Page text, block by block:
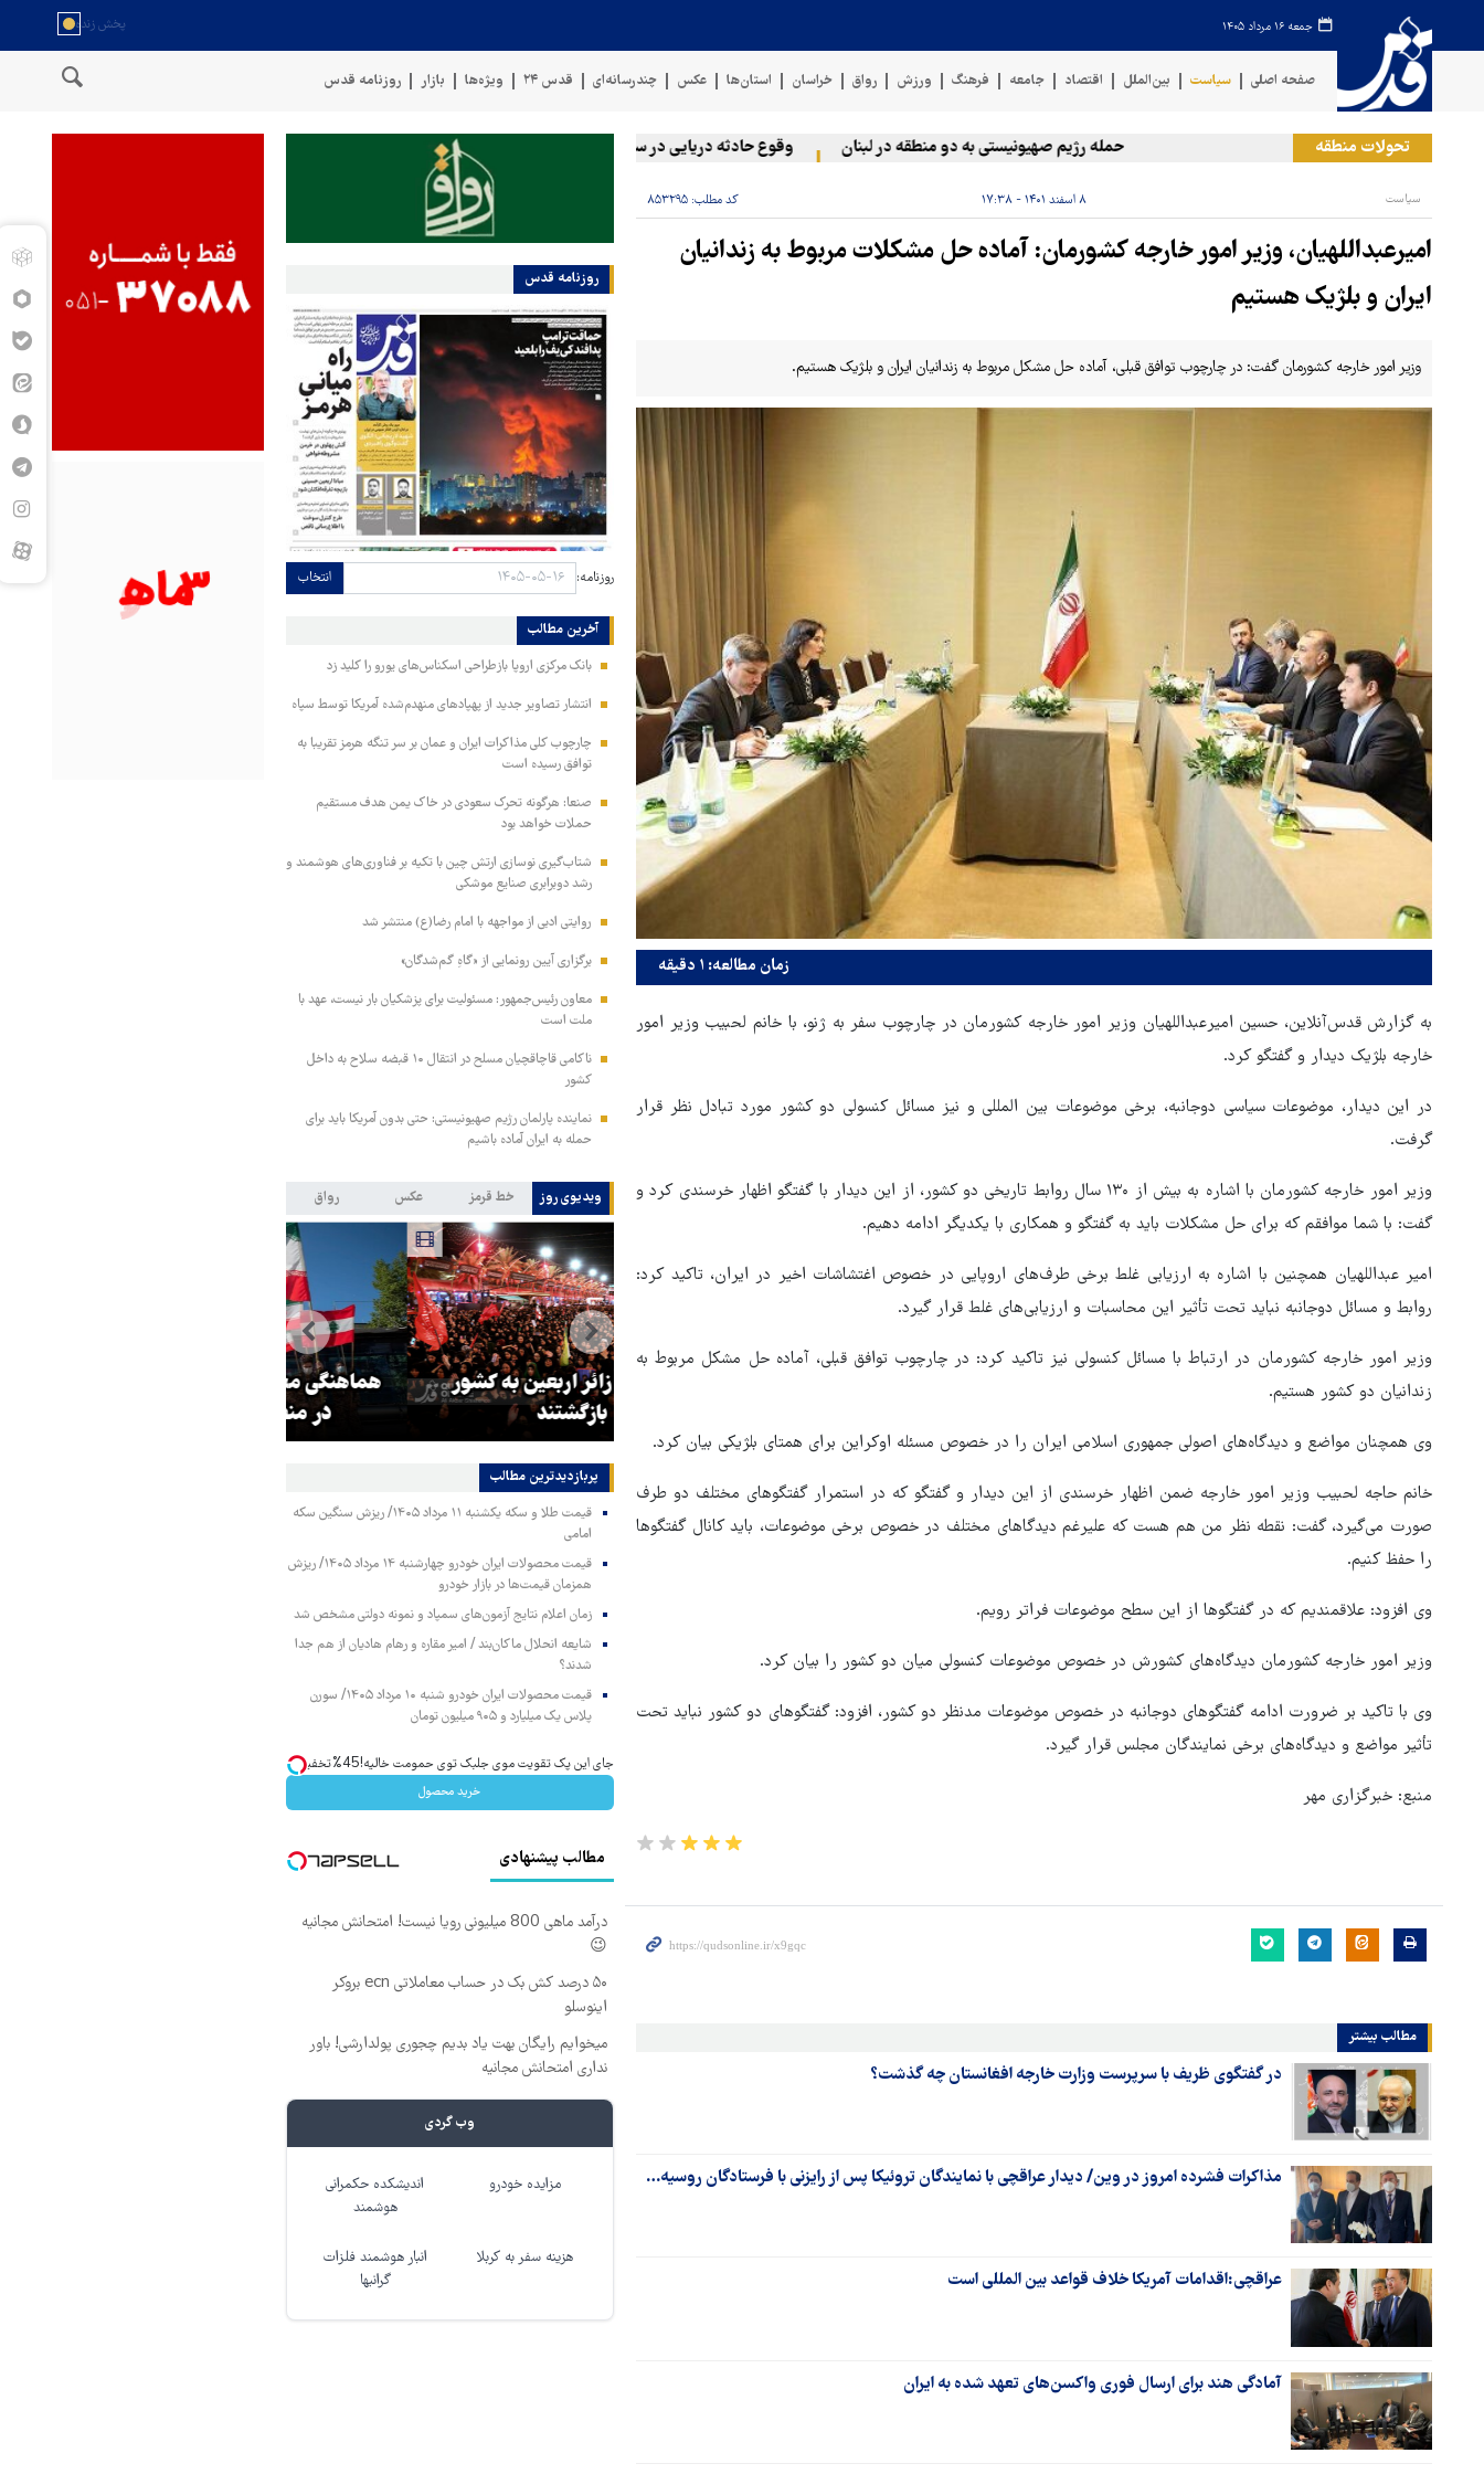
جمعه ۱۶ مرداد ۱۴۰۵
صفحه اصلی سیاست بین‌الملل اقتصاد جامعه فرهنگ ورزش رواق خراسان استان‌ها عکس چندرسانه‌ای قدس ۲۴ ویژه‌ها بازار روزنامه قدس
تحولات منطقه حمله رژیم صهیونیستی به دو منطقه در لبنان وقوع حادثه دریایی در سواحل عمان سخنگوی نیروهای مسلح یمن: کشتی نفتی عربستان را با موشک بالستیک هدف قرار
سیاست ۸ اسفند ۱۴۰۱ - ۱۷:۳۸ کد مطلب: ۸۵۳۲۹۵
امیرعبداللهیان، وزیر امور خارجه کشورمان: آماده حل مشکلات مربوط به زندانیان
ایران و بلژیک هستیم
وزیر امور خارجه کشورمان گفت: در چارچوب توافق قبلی، آماده حل مشکل مربوط به زندانیان ایران و بلژیک هستیم.
زمان مطالعه: ۱ دقیقه
به گزارش قدس‌آنلاین، حسین امیرعبداللهیان وزیر امور خارجه کشورمان در چارچوب سفر به ژنو، با خانم لحبیب وزیر امور
خارجه بلژیک دیدار و گفتگو کرد.
در این دیدار، موضوعات سیاسی دوجانبه، برخی موضوعات بین المللی و نیز مسائل کنسولی دو کشور مورد تبادل نظر قرار
گرفت.
وزیر امور خارجه کشورمان با اشاره به بیش از ۱۳۰ سال روابط تاریخی دو کشور، از این دیدار با گفتگو اظهار خرسندی کرد و
گفت: با شما موافقم که برای حل مشکلات باید به گفتگو و همکاری با یکدیگر ادامه دهیم.
امیر عبداللهیان همچنین با اشاره به ارزیابی غلط برخی طرف‌های اروپایی در خصوص اغتشاشات اخیر در ایران، تاکید کرد:
روابط و مسائل دوجانبه نباید تحت تأثیر این محاسبات و ارزیابی‌های غلط قرار گیرد.
وزیر امور خارجه کشورمان در ارتباط با مسائل کنسولی نیز تاکید کرد: در چارچوب توافق قبلی، آماده حل مشکل مربوط به
زندانیان دو کشور هستیم.
وی همچنان مواضع و دیدگاه‌های اصولی جمهوری اسلامی ایران را در خصوص مسئله اوکراین برای همتای بلژیکی بیان کرد.
خانم حاجه لحبیب وزیر امور خارجه ضمن اظهار خرسندی از این دیدار و گفتگو که در استمرار گفتگوهای مختلف دو طرف
صورت می‌گیرد، گفت: نقطه نظر من هم هست که علیرغم دیدگاهای مختلف در خصوص برخی موضوعات، باید کانال گفتگوها
را حفظ کنیم.
وی افزود: علاقمندیم که در گفتگوها از این سطح موضوعات فراتر رویم.
وزیر امور خارجه کشورمان دیدگاه‌های کشورش در خصوص موضوعات کنسولی میان دو کشور را بیان کرد.
وی با تاکید بر ضرورت ادامه گفتگوهای دوجانبه در خصوص موضوعات مدنظر دو کشور، افزود: گفتگوهای دو کشور نباید تحت
تأثیر مواضع و دیدگاه‌های برخی نمایندگان مجلس قرار گیرد.
منبع: خبرگزاری مهر
مطالب بیشتر
در گفتگوی ظریف با سرپرست وزارت خارجه افغانستان چه گذشت؟
مذاکرات فشرده امروز در وین/ دیدار عراقچی با نمایندگان تروئیکا پس از رایزنی با فرستادگان روسیه…
عراقچی:اقدامات آمریکا خلاف قواعد بین المللی است
آمادگی هند برای ارسال فوری واکسن‌های تعهد شده به ایران
روزنامه قدس
روزنامه: انتخاب
آخرین مطالب
بانک مرکزی اروپا بازطراحی اسکناس‌های یورو را کلید زد
انتشار تصاویر جدید از پهپادهای منهدم‌شده آمریکا توسط سپاه
چارچوب کلی مذاکرات ایران و عمان بر سر تنگه هرمز تقریبا به
توافق رسیده است
صنعا: هرگونه تحرک سعودی در خاک یمن هدف مستقیم
حملات خواهد بود
شتاب‌گیری نوسازی ارتش چین با تکیه بر فناوری‌های هوشمند و
رشد دوبرابری صنایع موشکی
روایتی ادبی از مواجهه با امام رضا(ع) منتشر شد
برگزاری آیین رونمایی از «گاهِ گم‌شدگان»
معاون رئیس‌جمهور: مسئولیت برای پزشکیان بار نیست، عهد با
ملت است
ناکامی قاچاقچیان مسلح در انتقال ۱۰ قبضه سلاح به داخل
کشور
نماینده پارلمان رژیم صهیونیستی: حتی بدون آمریکا باید برای
حمله به ایران آماده باشیم
ویدیوی روز خط قرمز عکس رواق
مقاومت، آمریکا را
هماهنگی محور مقاومت، آمریکا را
در منطقه درمانده کرد
پربازدیدترین‌ مطالب
قیمت طلا و سکه یکشنبه ۱۱ مرداد ۱۴۰۵/ ریزش سنگین سکه
امامی
قیمت محصولات ایران خودرو چهارشنبه ۱۴ مرداد ۱۴۰۵/ ریزش
همزمان قیمت‌ها در بازار خودرو
زمان اعلام نتایج آزمون‌های سمپاد و نمونه دولتی مشخص شد
شایعه انحلال ماکان‌بند / امیر مقاره و رهام هادیان از هم جدا
شدند؟
قیمت محصولات ایران خودرو شنبه ۱۰ مرداد ۱۴۰۵/ سورن
پلاس یک میلیارد و ۹۰۵ میلیون تومان
جای این پک تقویت موی جلبک توی حمومت خالیه!45%تخفیف
خرید محصول
مطالب پیشنهادی
درآمد ماهی 800 میلیونی رویا نیست! امتحانش مجانیه
😉
۵۰ درصد کش بک در حساب معاملاتی ecn بروکر
اینوسلو
میخوایم رایگان بهت یاد بدیم چجوری پولدارشی! باور
نداری امتحانش مجانیه
وب گردی
مزایده خودرو
اندیشکده حکمرانی
هوشمند
هزینه سفر به کربلا
انبار هوشمند فلزات
گرانبها